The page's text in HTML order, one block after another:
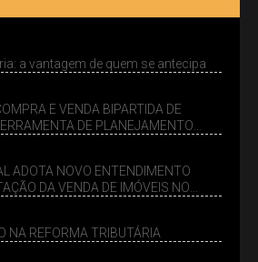
a vantagem de quem se antecipa
E VENDA BIPARTIDA DE
DE PLANEJAMENTO
ADOTA NOVO ENTENDIMENTO
DA VENDA DE IMÓVEIS NO
NA REFORMA TRIBUTÁRIA